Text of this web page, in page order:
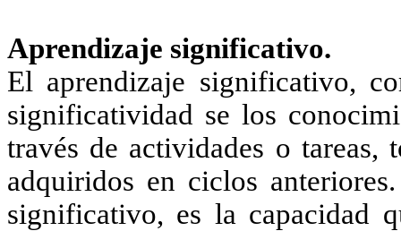
Aprendizaje significativo.
El aprendizaje significativo,
significatividad se los
través de actividades o tareas,
adquiridos en ciclos
significativo, es la capacidad